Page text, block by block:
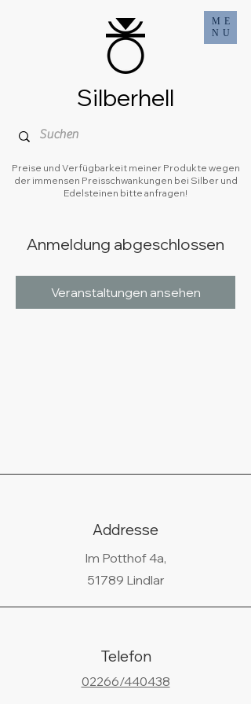
ME
NU
Preise und Verfügbarkeit meiner Produkte wegen
der immensen Preisschwankungen bei Silber und
Edelsteinen bitte anfragen!
Silberhell
Anmeldung abgeschlossen
Veranstaltungen ansehen
Addresse
Im Potthof 4a,
51789 Lindlar
Telefon
02266/440438